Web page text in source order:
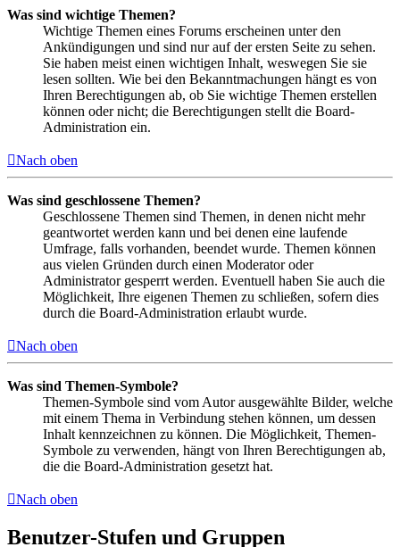
Was sind wichtige Themen?
Wichtige Themen eines Forums erscheinen unter den
Ankündigungen und sind nur auf der ersten Seite zu sehen.
Sie haben meist einen wichtigen Inhalt, weswegen Sie sie
lesen sollten. Wie bei den Bekanntmachungen hängt es von
Ihren Berechtigungen ab, ob Sie wichtige Themen erstellen
können oder nicht; die Berechtigungen stellt die Board-
Administration ein.
Nach oben
Was sind geschlossene Themen?
Geschlossene Themen sind Themen, in denen nicht mehr
geantwortet werden kann und bei denen eine laufende
Umfrage, falls vorhanden, beendet wurde. Themen können
aus vielen Gründen durch einen Moderator oder
Administrator gesperrt werden. Eventuell haben Sie auch die
Möglichkeit, Ihre eigenen Themen zu schließen, sofern dies
durch die Board-Administration erlaubt wurde.
Nach oben
Was sind Themen-Symbole?
Themen-Symbole sind vom Autor ausgewählte Bilder, welche
mit einem Thema in Verbindung stehen können, um dessen
Inhalt kennzeichnen zu können. Die Möglichkeit, Themen-
Symbole zu verwenden, hängt von Ihren Berechtigungen ab,
die die Board-Administration gesetzt hat.
Nach oben
Benutzer-Stufen und Gruppen